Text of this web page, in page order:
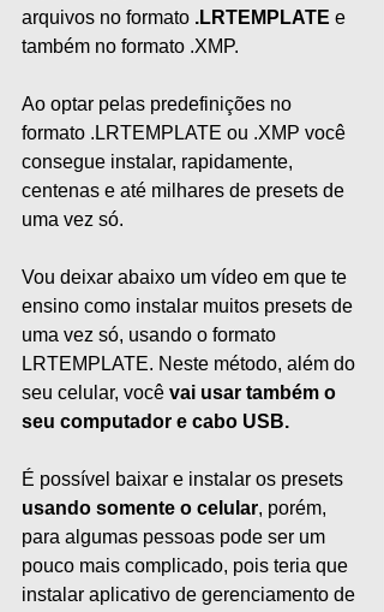
arquivos no formato .LRTEMPLATE e
também no formato .XMP.
Ao optar pelas predefinições no
formato .LRTEMPLATE ou .XMP você
consegue instalar, rapidamente,
centenas e até milhares de presets de
uma vez só.
Vou deixar abaixo um vídeo em que te
ensino como instalar muitos presets de
uma vez só, usando o formato
LRTEMPLATE. Neste método, além do
seu celular, você vai usar também o
seu computador e cabo USB.
É possível baixar e instalar os presets
usando somente o celular, porém,
para algumas pessoas pode ser um
pouco mais complicado, pois teria que
instalar aplicativo de gerenciamento de